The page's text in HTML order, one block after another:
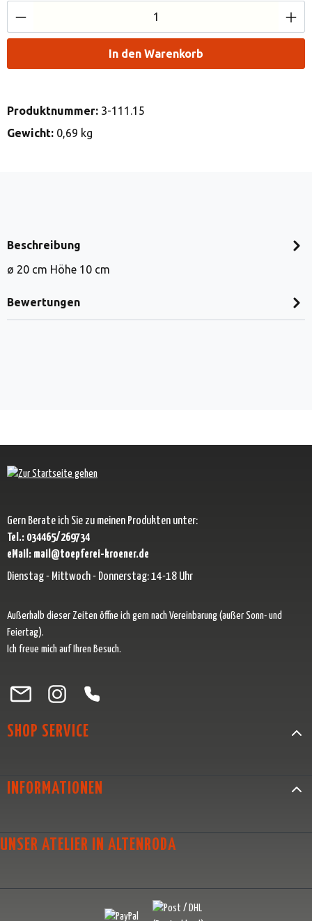
Produkt Anzahl: Gib den gewünschten
In den Warenkorb
Produktnummer: 3-111.15
Gewicht: 0,69 kg
Beschreibung
ø 20 cm Höhe 10 cm
Bewertungen
Gern Berate ich Sie zu meinen Produkten unter:
Tel.: 034465/269734
eMail: mail@toepferei-kroener.de
Dienstag - Mittwoch - Donnerstag: 14-18 Uhr
Außerhalb dieser Zeiten öffne ich gern nach Vereinbarung (außer Sonn- und
Feiertag).
Ich freue mich auf Ihren Besuch.
Besuche uns auf Facebook – öffnet in neuem Tab (externer Link)
Schau auf Instagram vorbei – öffnet in neuem Tab (externer Link)
Lass dich auf Pinterest inspirieren – öffnet in neuem Tab
Folge uns auf X – öffnet in neuem Tab (externer Link)
SHOP SERVICE
INFORMATIONEN
UNSER ATELIER IN ALTENRODA